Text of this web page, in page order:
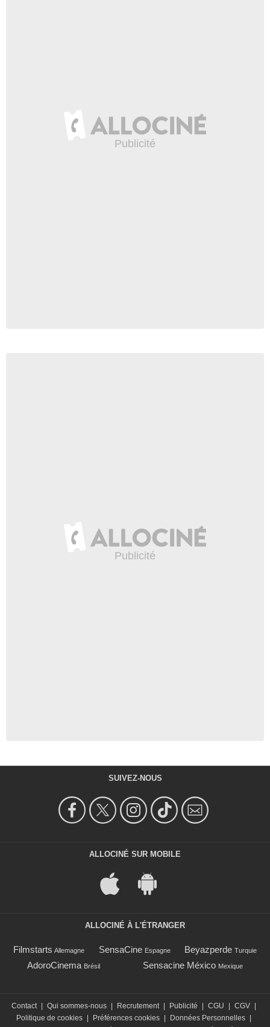
SUIVEZ-NOUS
ALLOCINÉ SUR MOBILE
ALLOCINÉ À L'ÉTRANGER
Filmstarts Allemagne SensaCine Espagne Beyazperde Turquie
AdoroCinema Brésil Sensacine México Mexique
Contact Qui sommes-nous Recrutement Publicité CGU CGV
Politique de cookies
Préférences cookies Données Personnelles